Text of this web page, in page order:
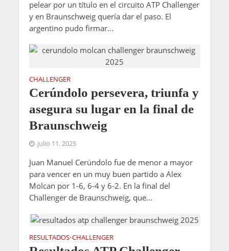
pelear por un título en el circuito ATP Challenger
y en Braunschweig quería dar el paso. El
argentino pudo firmar...
CHALLENGER
Cerúndolo persevera, triunfa y
asegura su lugar en la final de
Braunschweig
julio 11, 2025
Juan Manuel Cerúndolo fue de menor a mayor
para vencer en un muy buen partido a Alex
Molcan por 1-6, 6-4 y 6-2. En la final del
Challenger de Braunschweig, que...
RESULTADOS•CHALLENGER